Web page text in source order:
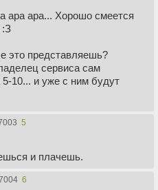
ара ара... Хорошо смеется
:З
это представляешь?
сервиса сам
5-10... и уже с ним будут
5
и плачешь.
6